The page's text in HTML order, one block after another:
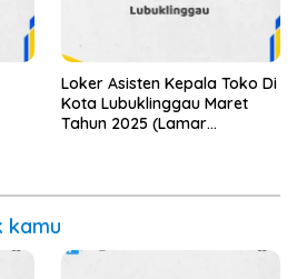
Loker Asisten Kepala Toko Di
Kota Lubuklinggau Maret
Tahun 2025 (Lamar
kamu